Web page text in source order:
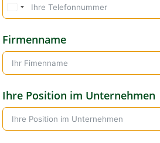
r
m
n
y
Firmenname
Ihre Position im Unternehmen